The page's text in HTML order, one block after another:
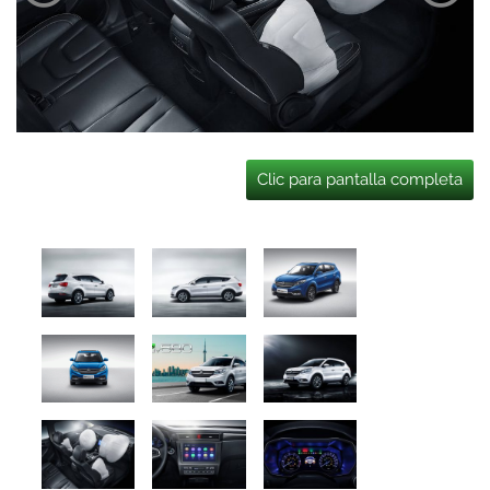
Clic para pantalla completa